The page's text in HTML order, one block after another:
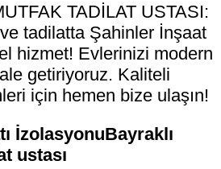
TADİLAT USTASI:
tadilatta Şahinler İnşaat
hizmet! Evlerinizi modern
getiriyoruz. Kaliteli
için hemen bize ulaşın!
İzolasyonuBayraklı
ustası